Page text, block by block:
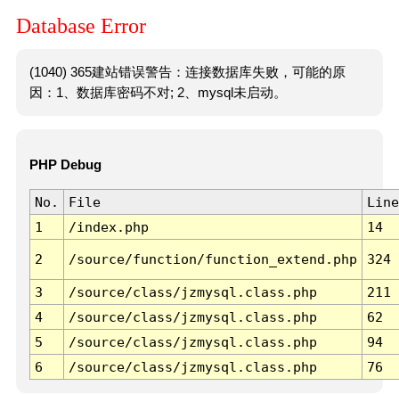
Database Error
(1040) 365建站错误警告：连接数据库失败，可能的原
因：1、数据库密码不对; 2、mysql未启动。
PHP Debug
No. File
Line
1
/index.php 14
2 /source/function/function_extend.php 324
3 /source/class/jzmysql.class.php
211
4
/source/class/jzmysql.class.php
62
5
/source/class/jzmysql.class.php
94
6
/source/class/jzmysql.class.php 76